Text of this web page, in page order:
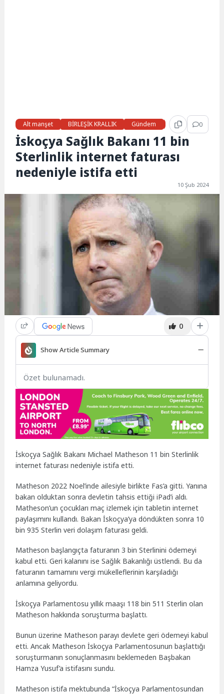
Alt manşet BİRLEŞİK KRALLIK Gündem Haberler 0
İskoçya Sağlık Bakanı 11 bin
Sterlinlik internet faturası
nedeniyle istifa etti
10 Şub 2024
0
Show Article Summary
Özet bulunamadı.
İskoçya Sağlık Bakanı Michael Matheson 11 bin Sterlinlik
internet faturası nedeniyle istifa etti.
Matheson 2022 Noel’inde ailesiyle birlikte Fas’a gitti. Yanına
bakan olduktan sonra devletin tahsis ettiği iPad’i aldı.
Matheson’un çocukları maç izlemek için tabletin internet
paylaşımını kullandı. Bakan İskoçya’ya döndükten sonra 10
bin 935 Sterlin veri dolaşım faturası geldi.
Matheson başlangıçta faturanın 3 bin Sterlinini ödemeyi
kabul etti. Geri kalanını ise Sağlık Bakanlığı üstlendi. Bu da
faturanın tamamını vergi mükelleflerinin karşıladığı
anlamına geliyordu.
İskoçya Parlamentosu yıllık maaşı 118 bin 511 Sterlin olan
Matheson hakkında soruşturma başlattı.
Bunun üzerine Matheson parayı devlete geri ödemeyi kabul
etti. Ancak Matheson İskoçya Parlamentosunun başlattığı
soruşturmanın sonuçlanmasını beklemeden Başbakan
Hamza Yusuf’a istifasını sundu.
Matheson istifa mektubunda “İskoçya Parlamentosundan